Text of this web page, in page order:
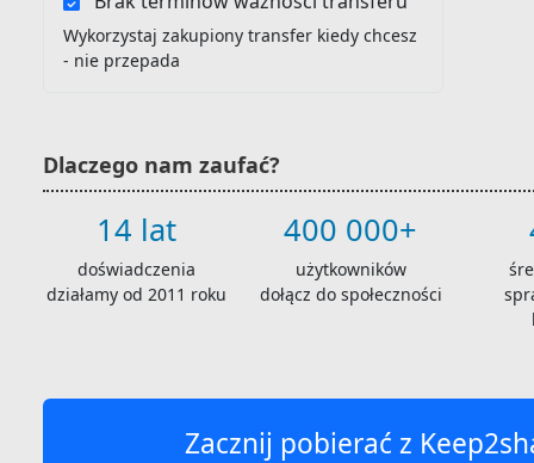
Wykorzystaj zakupiony transfer kiedy chcesz
- nie przepada
Dlaczego nam zaufać?
14 lat
doświadczenia
działamy od 2011 roku
400 000+
użytkowników
dołącz do społeczności
Zacznij pobierać z